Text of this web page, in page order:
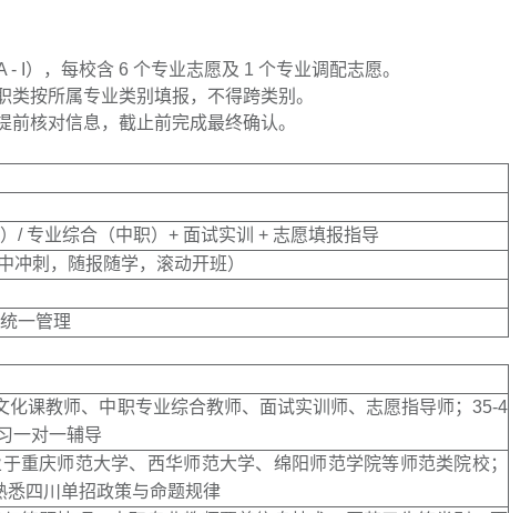
，每校含 6 个专业志愿及 1 个专业调配志愿。
按所属专业类别填报，不得跨类别。
核对信息，截止前完成最终确认。
/ 专业综合（中职）+ 面试实训 + 志愿填报指导
冲刺，随报随学，滚动开班）
一管理
化课教师、中职专业综合教师、面试实训师、志愿指导师；35-4
一对一辅导
重庆师范大学、西华师范大学、绵阳师范学院等师范类院校；
悉四川单招政策与命题规律